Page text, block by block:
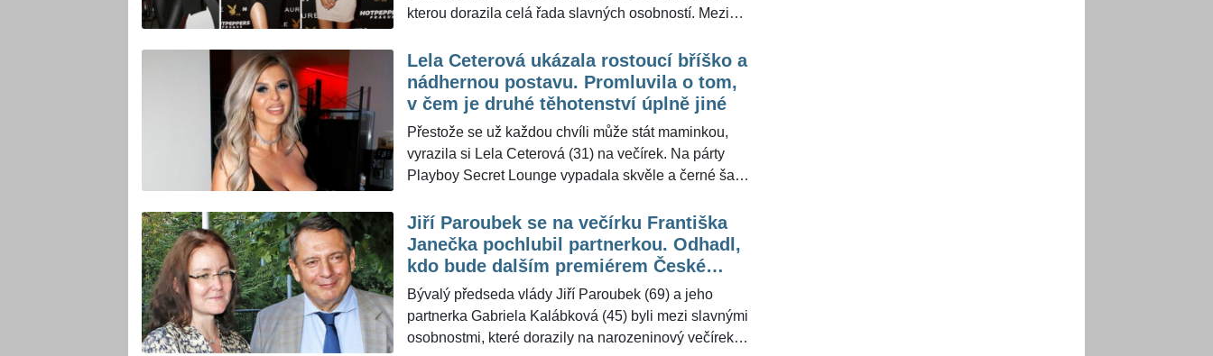
kterou dorazila celá řada slavných osobností. Mezi
nevěsta Natálie Mykytenko (23), ale třeba i
podnikatelka Anife Vyskočilová (43). Outfity těchto
krásek pro ŽivotvČesku.cz zhodnotil stylista slavných
Kája Pavlíček (49), podle kterého si nejhůře vedla
kráska, kterou proslavila svatební reality show. "Tento
černý vampíří komplet není úplně ideálně zvolený,"
řekl o jejím oděvu.
Lela Ceterová ukázala rostoucí bříško a
nádhernou postavu. Promluvila o tom,
v čem je druhé těhotenství úplně jiné
Přestože se už každou chvíli může stát maminkou,
vyrazila si Lela Ceterová (31) na večírek. Na párty
Playboy Secret Lounge vypadala skvěle a černé šaty
dvouleté Lili však podotkla, že taková akce je pro ni v
tomto stavu velkou výjimkou. "Za normálních
okolností bych v tak požehnaném stavu na takovou
Ceterová. Vysvětlila, proč přeci jen přišla a jak to dělá,
že v těhotenství vypadá tak skvěle.
Jiří Paroubek se na večírku Františka
Janečka pochlubil partnerkou. Odhadl,
kdo bude dalším premiérem České
republiky
Bývalý předseda vlády Jiří Paroubek (69) a jeho
partnerka Gabriela Kalábková (45) byli mezi slavnými
osobnostmi, které dorazily na narozeninový večírek